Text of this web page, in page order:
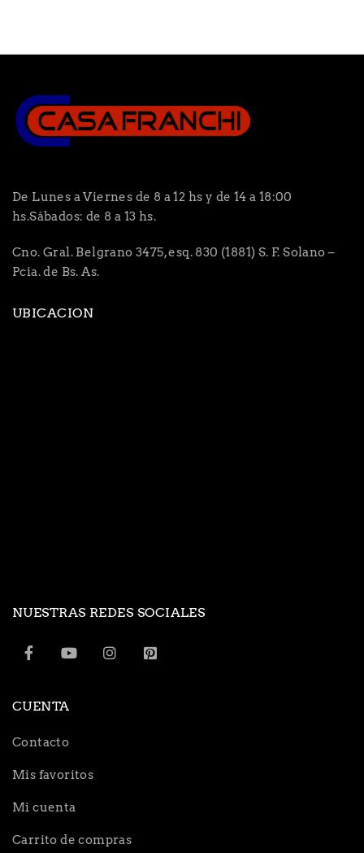
De Lunes a Viernes de 8 a 12 hs y de 14 a 18:00
hs.Sábados: de 8 a 13 hs.
Cno. Gral. Belgrano 3475, esq. 830 (1881) S. F. Solano –
Pcia. de Bs. As.
UBICACION
NUESTRAS REDES SOCIALES
CUENTA
Contacto
Mis favoritos
Mi cuenta
Carrito de compras